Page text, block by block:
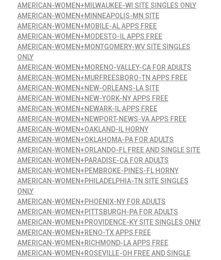
AMERICAN-WOMEN+MILWAUKEE-WI SITE SINGLES ONLY
AMERICAN-WOMEN+MINNEAPOLIS-MN SITE
AMERICAN-WOMEN+MOBILE-AL APPS FREE
AMERICAN-WOMEN+MODESTO-IL APPS FREE
AMERICAN-WOMEN+MONTGOMERY-WV SITE SINGLES
ONLY
AMERICAN-WOMEN+MORENO-VALLEY-CA FOR ADULTS
AMERICAN-WOMEN+MURFREESBORO-TN APPS FREE
AMERICAN-WOMEN+NEW-ORLEANS-LA SITE
AMERICAN-WOMEN+NEW-YORK-NY APPS FREE
AMERICAN-WOMEN+NEWARK-IL APPS FREE
AMERICAN-WOMEN+NEWPORT-NEWS-VA APPS FREE
AMERICAN-WOMEN+OAKLAND-IL HORNY
AMERICAN-WOMEN+OKLAHOMA-PA FOR ADULTS
AMERICAN-WOMEN+ORLANDO-FL FREE AND SINGLE SITE
AMERICAN-WOMEN+PARADISE-CA FOR ADULTS
AMERICAN-WOMEN+PEMBROKE-PINES-FL HORNY
AMERICAN-WOMEN+PHILADELPHIA-TN SITE SINGLES
ONLY
AMERICAN-WOMEN+PHOENIX-NY FOR ADULTS
AMERICAN-WOMEN+PITTSBURGH-PA FOR ADULTS
AMERICAN-WOMEN+PROVIDENCE-KY SITE SINGLES ONLY
AMERICAN-WOMEN+RENO-TX APPS FREE
AMERICAN-WOMEN+RICHMOND-LA APPS FREE
AMERICAN-WOMEN+ROSEVILLE-OH FREE AND SINGLE